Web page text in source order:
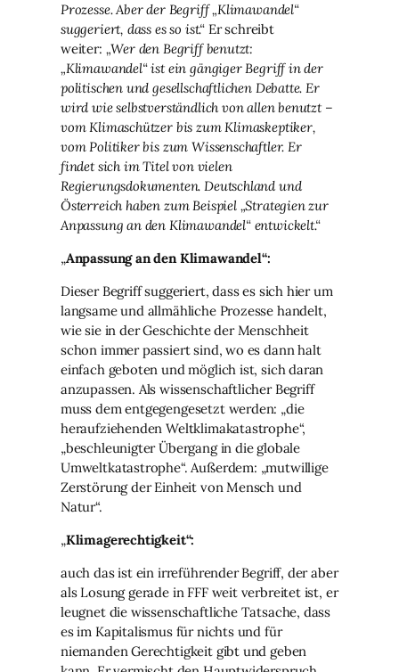
Prozesse. Aber der Begriff „Klimawandel“
suggeriert, dass es so ist.“ Er schreibt
weiter: „Wer den Begriff benutzt:
„Klimawandel“ ist ein gängiger Begriff in der
politischen und gesellschaftlichen Debatte. Er
wird wie selbstverständlich von allen benutzt –
vom Klimaschützer bis zum Klimaskeptiker,
vom Politiker bis zum Wissenschaftler. Er
findet sich im Titel von vielen
Regierungsdokumenten. Deutschland und
Österreich haben zum Beispiel „Strategien zur
Anpassung an den Klimawandel“ entwickelt.“
„Anpassung an den Klimawandel“:
Dieser Begriff suggeriert, dass es sich hier um
langsame und allmähliche Prozesse handelt,
wie sie in der Geschichte der Menschheit
schon immer passiert sind, wo es dann halt
einfach geboten und möglich ist, sich daran
anzupassen. Als wissenschaftlicher Begriff
muss dem entgegengesetzt werden: „die
heraufziehenden Weltklimakatastrophe“,
„beschleunigter Übergang in die globale
Umweltkatastrophe“. Außerdem: „mutwillige
Zerstörung der Einheit von Mensch und
Natur“.
„Klimagerechtigkeit“:
auch das ist ein irreführender Begriff, der aber
als Losung gerade in FFF weit verbreitet ist, er
leugnet die wissenschaftliche Tatsache, dass
es im Kapitalismus für nichts und für
niemanden Gerechtigkeit gibt und geben